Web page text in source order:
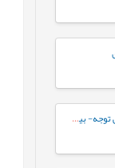
مقایسه پروفایل هوشی کودکان مبتلا به نارسایی توجه- بیش‌فعالی با کودکان عادی براساس شاخص‌های جانبی و مکمل آزمون WISC-V